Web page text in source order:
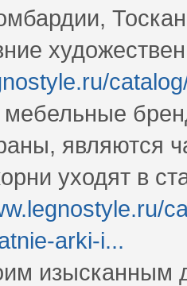
являются
уходят в
arki-i...
изысканным